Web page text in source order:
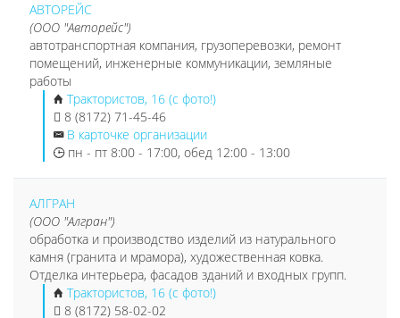
АВТОРЕЙС
(ООО "Авторейс")
автотранспортная компания, грузоперевозки, ремонт
помещений, инженерные коммуникации, земляные
работы
Трактористов, 16 (с фото!)
8 (8172) 71-45-46
В карточке организации
пн - пт 8:00 - 17:00, обед 12:00 - 13:00
АЛГРАН
(ООО "Алгран")
обработка и производство изделий из натурального
камня (гранита и мрамора), художественная ковка.
Отделка интерьера, фасадов зданий и входных групп.
Трактористов, 16 (с фото!)
8 (8172) 58-02-02